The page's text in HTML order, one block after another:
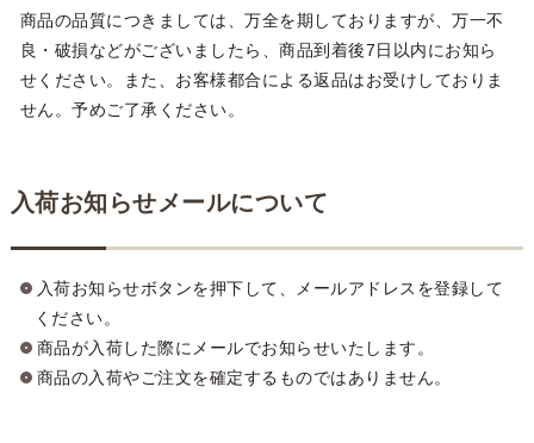
商品の品質につきましては、万全を期しておりますが、万一不
良・破損などがございましたら、商品到着後7日以内にお知ら
せください。また、お客様都合による返品はお受けしておりま
せん。予めご了承ください。
入荷お知らせメールについて
入荷お知らせボタンを押下して、メールアドレスを登録して
ください。
商品が入荷した際にメールでお知らせいたします。
商品の入荷やご注文を確定するものではありません。